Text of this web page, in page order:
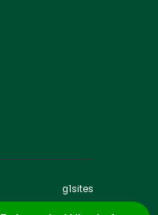
g1sites